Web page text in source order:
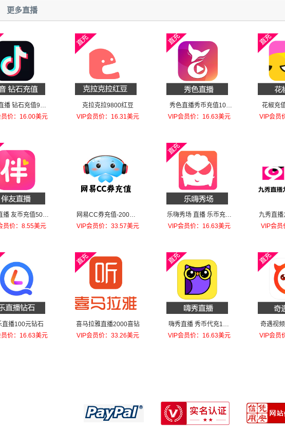
更多直播
播 钻石充值980
特价每日限购一
价：16.00美元
克拉克拉9800红豆
VIP会员价：16.31美元
秀色直播秀币充值100
元秀币
VIP会员价：16.63美元
花椒充
VIP会员
播 友币充值50元
友币
员价：8.55美元
网易CC券充值-200元=
200000c券
VIP会员价：33.57美元
乐嗨秀场 直播 乐币充值
100元乐币
VIP会员价：16.63美元
九秀直播
VIP会员
直播100元钻石
价：16.63美元
喜马拉雅直播2000喜钻
VIP会员价：33.26美元
嗨秀直播 秀币代充100
元秀币
VIP会员价：16.63美元
奇遇视
币 会员
VIP会员